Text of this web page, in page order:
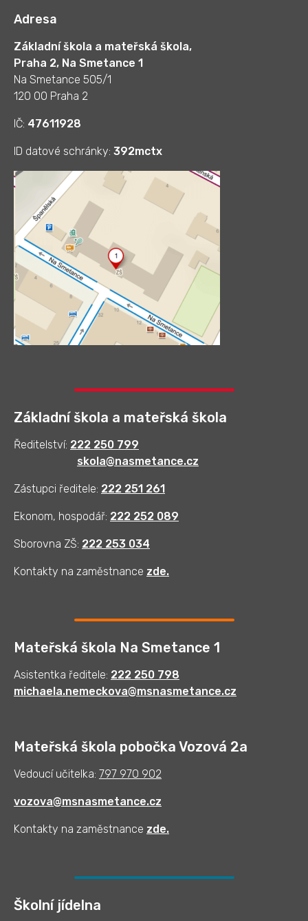
Adresa
Základní škola a mateřská škola,
Praha 2, Na Smetance 1
Na Smetance 505/1
120 00 Praha 2
IČ: 47611928
ID datové schránky: 392mctx
Základní škola a mateřská škola
Ředitelství: 222 250 799
skola@nasmetance.cz
Zástupci ředitele: 222 251 261
Ekonom, hospodář: 222 252 089
Sborovna ZŠ: 222 253 034
Kontakty na zaměstnance zde.
Mateřská škola Na Smetance 1
Asistentka ředitele: 222 250 798
michaela.nemeckova@msnasmetance.cz
Mateřská škola pobočka Vozová 2a
Vedoucí učitelka: 797 970 902
vozova@msnasmetance.cz
Kontakty na zaměstnance zde.
Školní jídelna